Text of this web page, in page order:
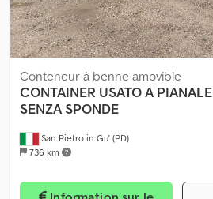
San Pietro in Gu' (PD)
736 km
Conteneur à benne amovible
CONTAINER USATO A PIANALE
SENZA SPONDE